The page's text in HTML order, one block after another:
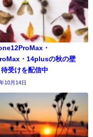
・
・14plusの秋の壁
受けを配信中
10月14日